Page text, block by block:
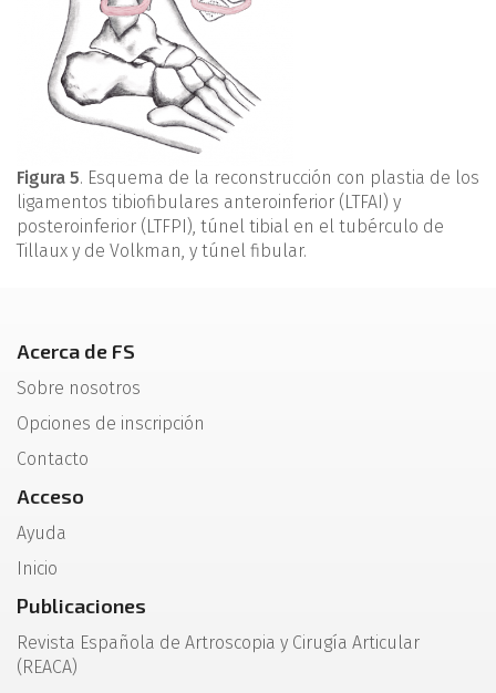
Figura 5. Esquema de la reconstrucción con plastia de los
ligamentos tibiofibulares anteroinferior (LTFAI) y
posteroinferior (LTFPI), túnel tibial en el tubérculo de
Tillaux y de Volkman, y túnel fibular.
Acerca de FS
Sobre nosotros
Opciones de inscripción
Contacto
Acceso
Ayuda
Inicio
Publicaciones
Revista Española de Artroscopia y Cirugía Articular
(REACA)